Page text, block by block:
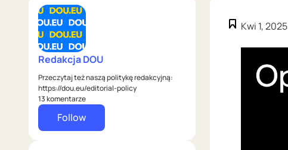
Redakcja DOU
Przeczytaj też naszą politykę redakcyjną:
https://dou.eu/editorial-policy
13 komentarze
Follow
Kwi 1, 2025